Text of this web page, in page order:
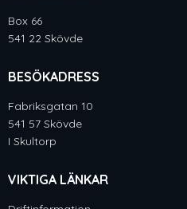
Box 66
541 22 Skövde
BESÖKADRESS
Fabriksgatan 10
541 57 Skövde
I Skultorp
VIKTIGA LÄNKAR